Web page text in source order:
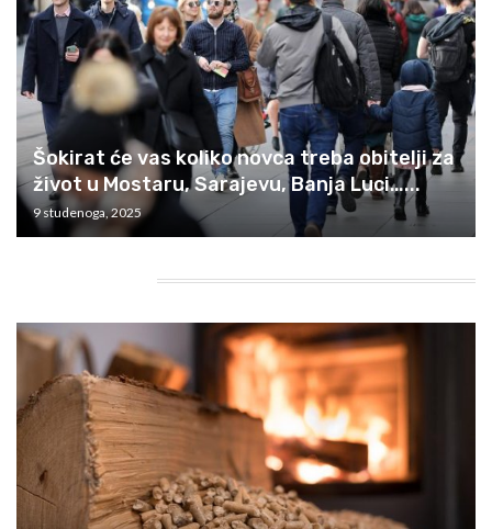
Šokirat će vas koliko novca treba obitelji za
život u Mostaru, Sarajevu, Banja Luci…...
9 studenoga, 2025